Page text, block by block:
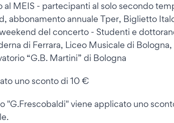
MEIS - partecipanti al solo secondo
abbonamento annuale Tper, Biglietto
del concerto - Studenti e
di Ferrara, Liceo Musicale di Bologna,
“G.B. Martini” di Bologna
uno sconto di 10 €
"G.Frescobaldi" viene applicato uno